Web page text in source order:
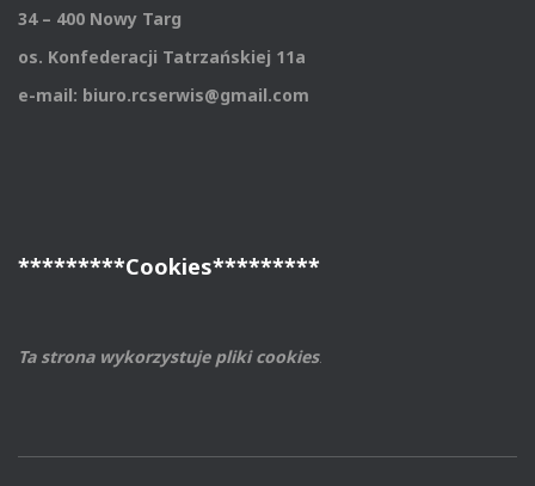
34 – 400 Nowy Targ
os. Konfederacji Tatrzańskiej 11a
e-mail: biuro.rcserwis@gmail.com
*********Cookies*********
Ta strona wykorzystuje pliki cookies.